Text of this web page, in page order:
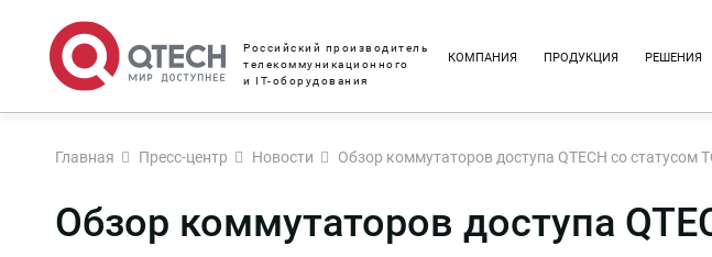
Российский производитель
телекоммуникационного
и IT-оборудования
КОМПАНИЯ ПРОДУКЦИЯ РЕШЕНИЯ
Главная Пресс-центр Новости Обзор коммутаторов доступа QTECH со статусом
Обзор коммутаторов доступа